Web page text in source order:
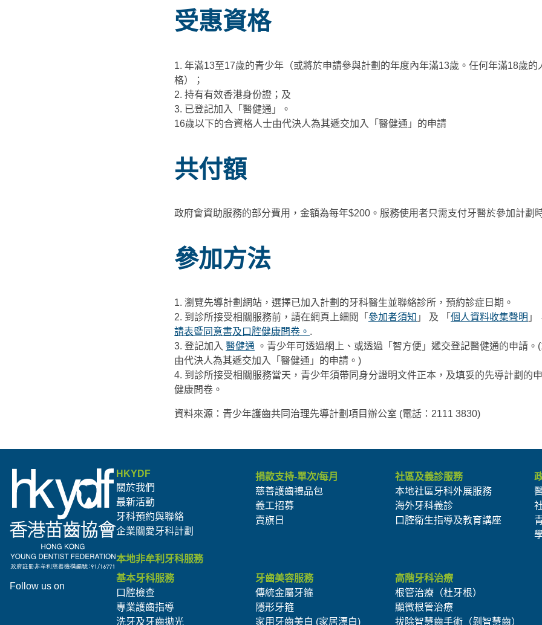
受惠資格
1. 年滿13至17歲的青少年（或將於申請參與計劃的年度內年滿13歲。任何年滿18歲的
格）；
2. 持有有效香港身份證；及
3. 已登記加入「醫健通」。
16歲以下的合資格人士由代決人為其遞交加入「醫健通」的申請
共付額
政府會資助服務的部分費用，金額為每年$200。服務使用者只需支付牙醫於參加計劃
參加方法
1. 瀏覽先導計劃網站，選擇已加入計劃的牙科醫生並聯絡診所，預約診症日期。
2. 到診所接受相關服務前，請在網頁上細閱「 參加者須知 」 及 「 個人資料收集聲明 」
請表暨同意書及口腔健康問卷。 .
3. 登記加入 醫健通 。青少年可透過網上、或透過「智方便」遞交登記醫健通的申請
由代決人為其遞交加入「醫健通」的申請。)
4. 到診所接受相關服務當天，青少年須帶同身分證明文件正本，及填妥的先導計劃的
健康問卷。
資料來源：青少年護齒共同治理先導計劃項目辦公室 (電話：2111 3830)
Follow us on
HKYDF
關於我們
最新活動
牙科預約與聯絡
企業關愛牙科計劃
捐款支持-單次/每月
慈善護齒禮品包
義工招募
賣旗日
社區及義診服務
本地社區牙科外展服務
海外牙科義診
口腔衛生指導及教育講座
本地非牟利牙科服務
基本牙科服務
口腔檢查
專業護齒指導
洗牙及牙齒拋光
牙齒美容服務
傳統金屬牙箍
隱形牙箍
家用牙齒美白 (家居漂白)
高階牙科治療
根管治療（杜牙根）
顯微根管治療
拔除智慧齒手術（剝智慧齒）